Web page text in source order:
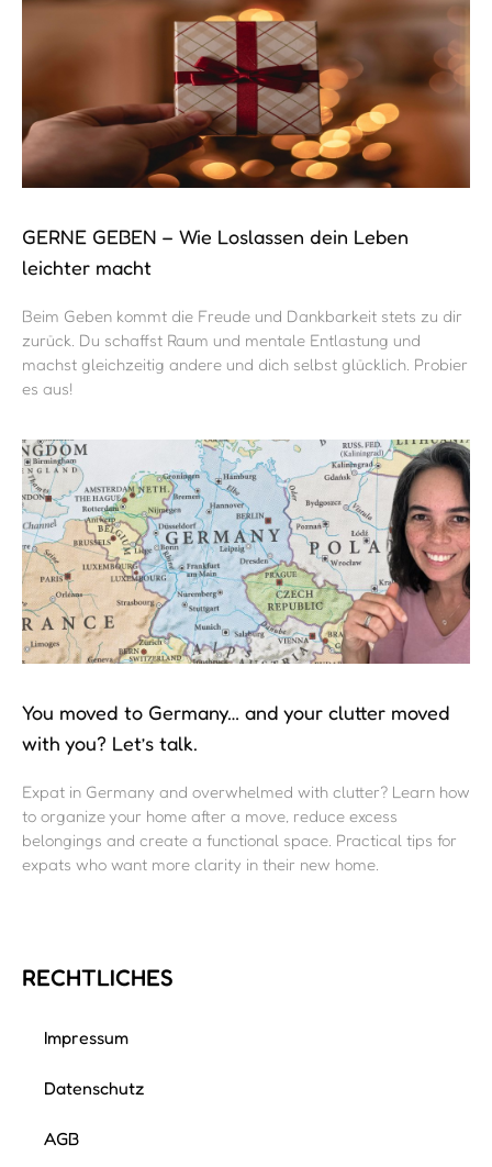
GERNE GEBEN – Wie Loslassen dein Leben
leichter macht
Beim Geben kommt die Freude und Dankbarkeit stets zu dir
zurück. Du schaffst Raum und mentale Entlastung und
machst gleichzeitig andere und dich selbst glücklich. Probier
es aus!
You moved to Germany… and your clutter moved
with you? Let’s talk.
Expat in Germany and overwhelmed with clutter? Learn how
to organize your home after a move, reduce excess
belongings and create a functional space. Practical tips for
expats who want more clarity in their new home.
RECHTLICHES
Impressum
Datenschutz
AGB